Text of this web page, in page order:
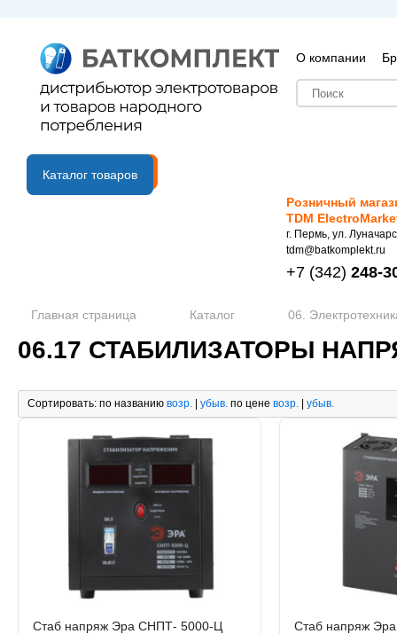
О компании
B2B портал
Каталог товаров
Розничный
TDM
г. Пермь, ул.
tdm@batkomplekt.ru
+7 (342) 248-
Главная страница Каталог 06.
06.17 СТАБИЛИЗАТОРЫ
Сортировать: по названию возр. | убыв. по цене возр. | убыв.
Стаб напряж Эра СНПТ- 5000-Ц
Стаб напряж